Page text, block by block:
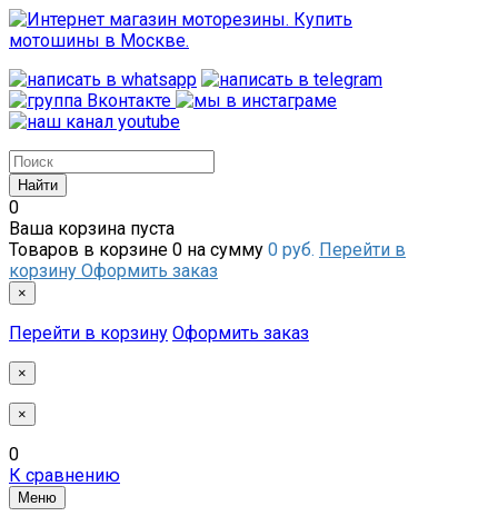
0
Ваша корзина пуста
Товаров в корзине 0 на сумму 0 руб. Перейти в
корзину Оформить заказ
×
Перейти в корзину Оформить заказ
×
×
0
К сравнению
Меню